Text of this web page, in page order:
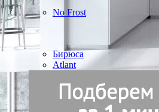
No Frost
Бирюса
Atlant